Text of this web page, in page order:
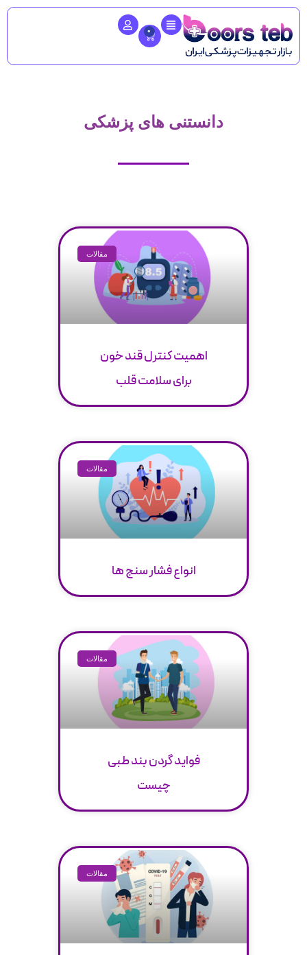
0
دانستنی های پزشکی
مقالات
اهمیت کنترل قند خون
برای سلامت قلب
مقالات
انواع فشار سنج ها
مقالات
فواید گردن بند طبی
چیست
مقالات